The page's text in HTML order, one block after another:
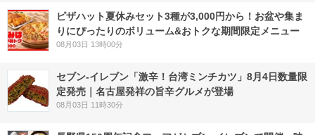
ピザハット夏休みセット3種が3,000円から！お盆や集ま
りにぴったりのボリューム&おトクな期間限定メニュー
08月03日 13時00分
セブン-イレブン「激辛！台湾ミンチカツ」8月4日数量限
定発売｜名古屋発祥の旨辛グルメが登場
08月03日 11時30分